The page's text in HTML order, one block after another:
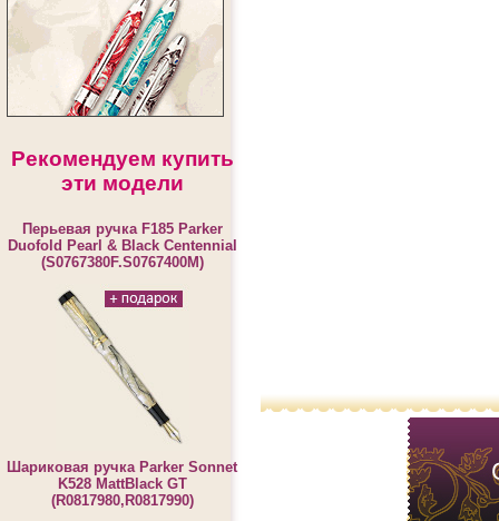
Рекомендуем купить
эти модели
Перьевая ручка F185 Parker
Duofold Pearl & Black Centennial
(S0767380F.S0767400M)
Шариковая ручка Parker Sonnet
K528 MattBlack GT
(R0817980,R0817990)